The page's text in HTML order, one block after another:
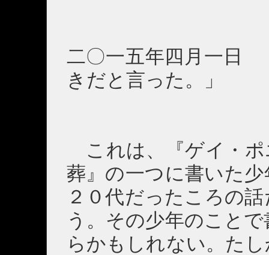
二〇一五年四月一日
きだと言った。」
これは、『ゲイ・ポ
葬』の一つに書いた
２０代だったころの
う。その少年のこと
らかもしれない。た